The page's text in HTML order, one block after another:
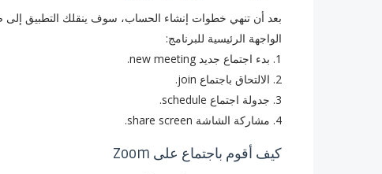
بعد أن تنهي خطوات إنشاء الحساب، سوف ينقلك التطبيق إلى
الواجهة الرئيسية للبرنامج:
1. بدء اجتماع جديد new meeting.
2. ‏الالتحاق باجتماع join.
3. ‏جدولة اجتماع schedule.
4. ‏مشاركة الشاشة share screen.
كيف أقوم باجتماع على Zoom